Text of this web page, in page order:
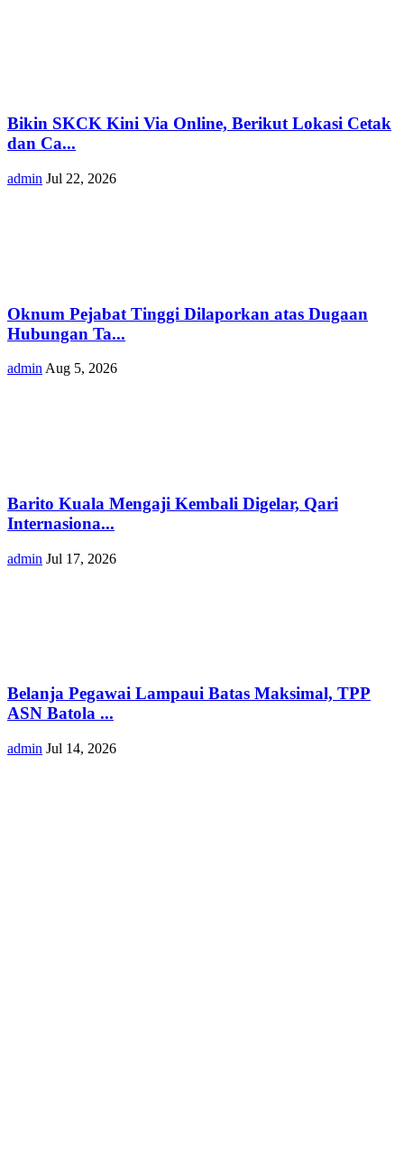
Bikin SKCK Kini Via Online, Berikut Lokasi Cetak
dan Ca...
admin Jul 22, 2026
Oknum Pejabat Tinggi Dilaporkan atas Dugaan
Hubungan Ta...
admin Aug 5, 2026
Barito Kuala Mengaji Kembali Digelar, Qari
Internasiona...
admin Jul 17, 2026
Belanja Pegawai Lampaui Batas Maksimal, TPP
ASN Batola ...
admin Jul 14, 2026